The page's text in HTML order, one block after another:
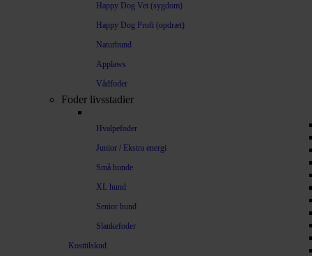
Happy Dog Vet (sygdom)
Happy Dog Profi (opdræt)
Naturhund
Applaws
Vådfoder
Foder livsstadier
Hvalpefoder
Junior / Ekstra energi
Små hunde
XL hund
Senior hund
Slankefoder
Kosttilskud